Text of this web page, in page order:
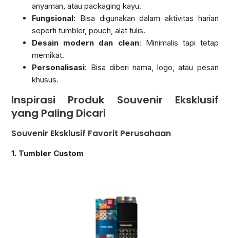
anyaman, atau packaging kayu.
Fungsional: Bisa digunakan dalam aktivitas harian
seperti tumbler, pouch, alat tulis.
Desain modern dan clean: Minimalis tapi tetap
memikat.
Personalisasi: Bisa diberi nama, logo, atau pesan
khusus.
Inspirasi Produk Souvenir Eksklusif
yang Paling Dicari
Souvenir Eksklusif Favorit Perusahaan
1. Tumbler Custom